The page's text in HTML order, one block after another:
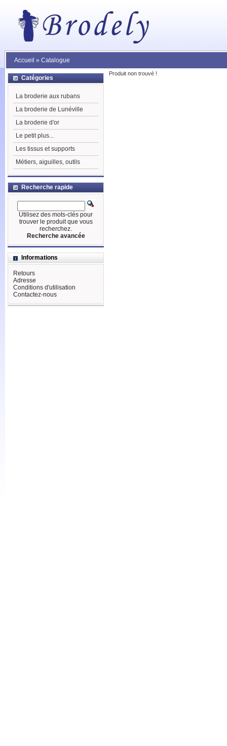
Accueil » Catalogue
Produit non trouvé !
Catégories
La broderie aux rubans
La broderie de Lunéville
La broderie d'or
Le petit plus...
Les tissus et supports
Métiers, aiguilles, outils
Recherche rapide
Utilisez des mots-clés pour
trouver le produit que vous
recherchez.
Recherche avancée
Informations
Retours
Adresse
Conditions d'utilisation
Contactez-nous